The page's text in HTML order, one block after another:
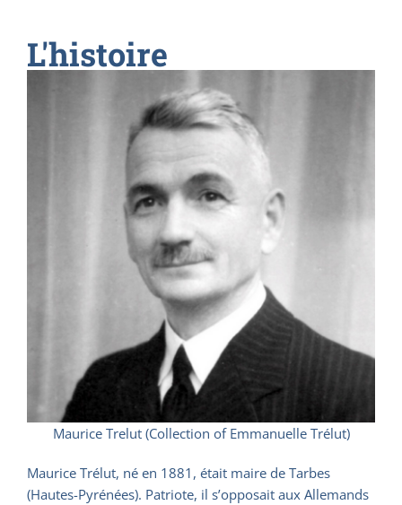
L'histoire
Maurice Trelut (Collection of Emmanuelle Trélut)
Maurice Trélut, né en 1881, était maire de Tarbes
(Hautes-Pyrénées). Patriote, il s’opposait aux Allemands